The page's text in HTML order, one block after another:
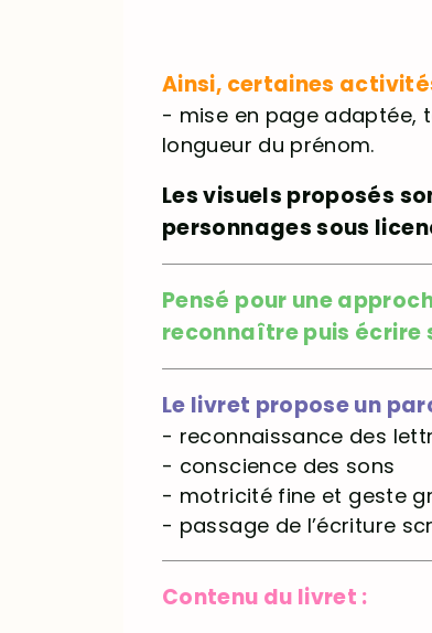
Ainsi, certaines
- mise en page adaptée,
longueur du prénom.
Les visuels proposés
personnages sous
Pensé pour une
reconnaître puis écrire
Le livret propose un
- reconnaissance des
- conscience des sons
- motricité fine et geste
- passage de l’écriture
Contenu du livret :